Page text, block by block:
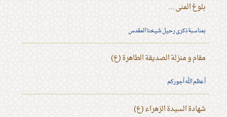
بلوغ المنى ...
بمناسبة ذكرى رحيل شيخنا المقدس
مقام و منزلة الصديقة الطاهرة (ع)
أعظم الله أجوركم
شهادة السيدة الزهراء (ع)